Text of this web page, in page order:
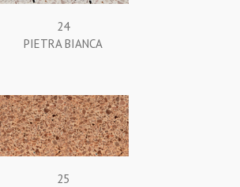
24
PIETRA BIANCA
25